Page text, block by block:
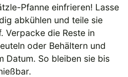
Pfanne einfrieren! Lasse
abkühlen und teile sie
Verpacke die Reste in
oder Behältern und
Datum. So bleiben sie bis